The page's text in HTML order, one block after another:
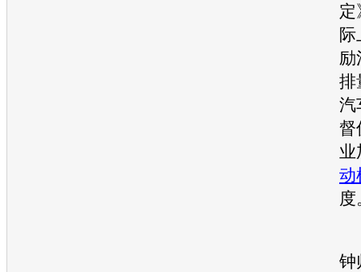
定
励
排
汽
督
业
动
度
钟